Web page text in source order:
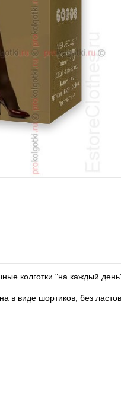
колготки "на каждый
в виде шортиков, без